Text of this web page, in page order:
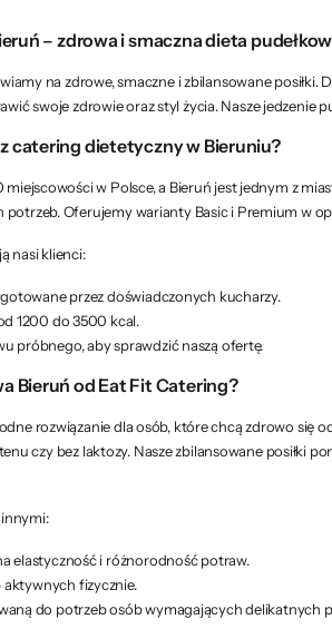
– zdrowa i smaczna dieta
na zdrowe, smaczne i zbilansowane
swoje zdrowie oraz styl życia. Nasze
catering dietetyczny w Bieruniu?
miejscowości w Polsce, a Bieruń jest jednym z
Oferujemy warianty Basic i Premium w
nasi klienci:
przez doświadczonych kucharzy.
1200 do 3500 kcal.
próbnego, aby sprawdzić naszą ofertę.
Bieruń od Eat Fit Catering?
rozwiązanie dla osób, które chcą zdrowo się
czy bez laktozy. Nasze zbilansowane
elastyczność i różnorodność potraw.
fizycznie.
do potrzeb osób wymagających delikatnych